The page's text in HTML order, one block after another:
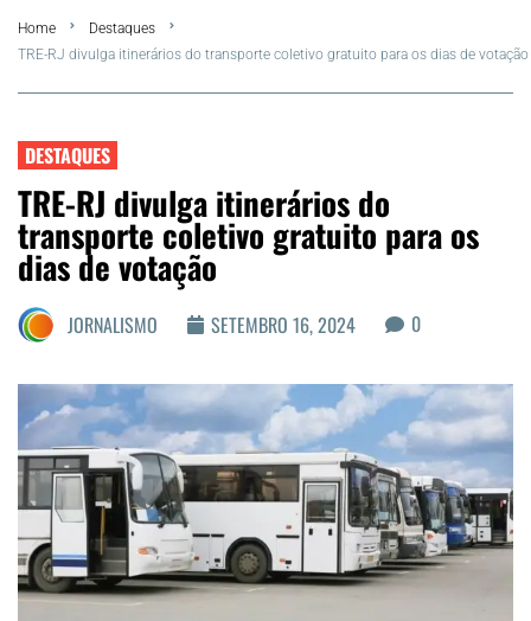
Summer
Região dos Lagos
Agenda Cultural
Colunistas
Home
Destaques
TRE-RJ divulga itinerários do transporte coletivo gratuito para os dias de votação
DESTAQUES
TRE-RJ divulga itinerários do
transporte coletivo gratuito para os
dias de votação
JORNALISMO SETEMBRO 16, 2024 0